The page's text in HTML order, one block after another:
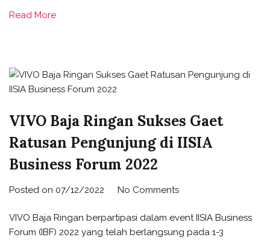
Read More
VIVO Baja Ringan Sukses Gaet
Ratusan Pengunjung di IISIA
Business Forum 2022
Posted on 07/12/2022 No Comments
VIVO Baja Ringan berpartipasi dalam event IISIA Business
Forum (IBF) 2022 yang telah berlangsung pada 1-3